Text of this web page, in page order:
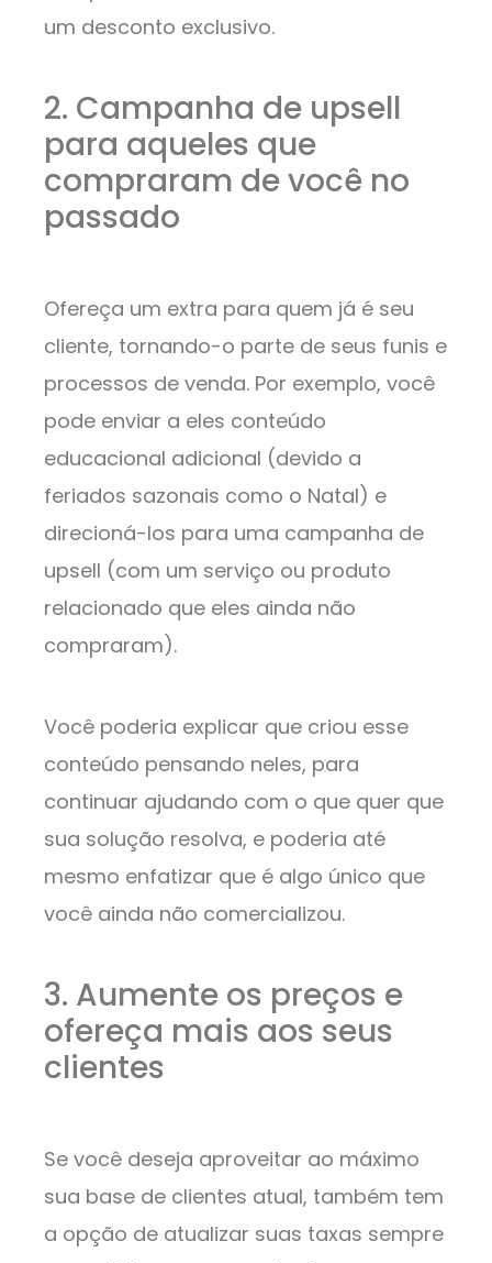
um desconto exclusivo.
2. Campanha de upsell
para aqueles que
compraram de você no
passado
Ofereça um extra para quem já é seu
cliente, tornando-o parte de seus funis e
processos de venda. Por exemplo, você
pode enviar a eles conteúdo
educacional adicional (devido a
feriados sazonais como o Natal) e
direcioná-los para uma campanha de
upsell (com um serviço ou produto
relacionado que eles ainda não
compraram).
Você poderia explicar que criou esse
conteúdo pensando neles, para
continuar ajudando com o que quer que
sua solução resolva, e poderia até
mesmo enfatizar que é algo único que
você ainda não comercializou.
3. Aumente os preços e
ofereça mais aos seus
clientes
Se você deseja aproveitar ao máximo
sua base de clientes atual, também tem
a opção de atualizar suas taxas sempre